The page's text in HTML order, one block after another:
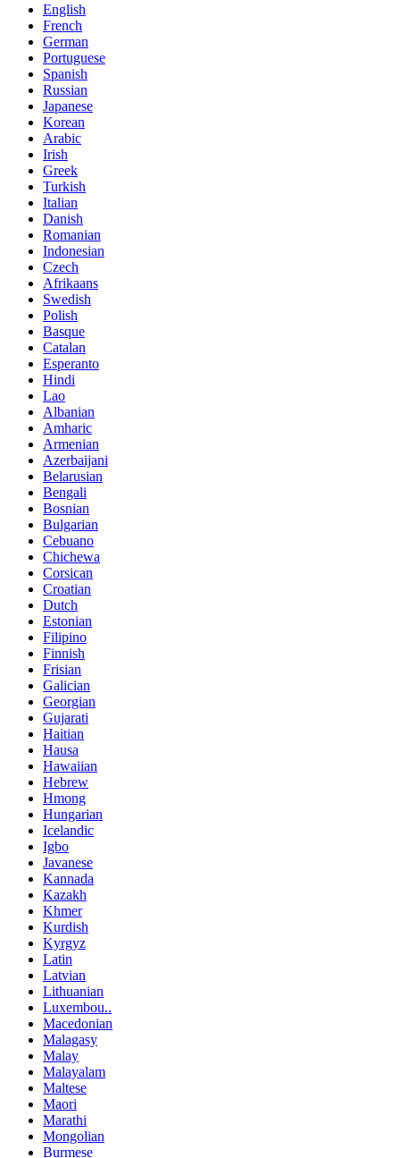
English
French
German
Portuguese
Spanish
Russian
Japanese
Korean
Arabic
Irish
Greek
Turkish
Italian
Danish
Romanian
Indonesian
Czech
Afrikaans
Swedish
Polish
Basque
Catalan
Esperanto
Hindi
Lao
Albanian
Amharic
Armenian
Azerbaijani
Belarusian
Bengali
Bosnian
Bulgarian
Cebuano
Chichewa
Corsican
Croatian
Dutch
Estonian
Filipino
Finnish
Frisian
Galician
Georgian
Gujarati
Haitian
Hausa
Hawaiian
Hebrew
Hmong
Hungarian
Icelandic
Igbo
Javanese
Kannada
Kazakh
Khmer
Kurdish
Kyrgyz
Latin
Latvian
Lithuanian
Luxembou..
Macedonian
Malagasy
Malay
Malayalam
Maltese
Maori
Marathi
Mongolian
Burmese